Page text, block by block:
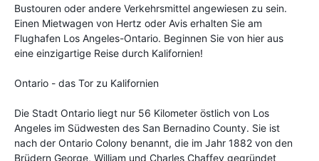
Bustouren oder andere Verkehrsmittel angewiesen zu sein.
Einen Mietwagen von Hertz oder Avis erhalten Sie am
Flughafen Los Angeles-Ontario. Beginnen Sie von hier aus
eine einzigartige Reise durch Kalifornien!
Ontario - das Tor zu Kalifornien
Die Stadt Ontario liegt nur 56 Kilometer östlich von Los
Angeles im Südwesten des San Bernadino County. Sie ist
nach der Ontario Colony benannt, die im Jahr 1882 von den
Brüdern George, William und Charles Chaffey gegründet